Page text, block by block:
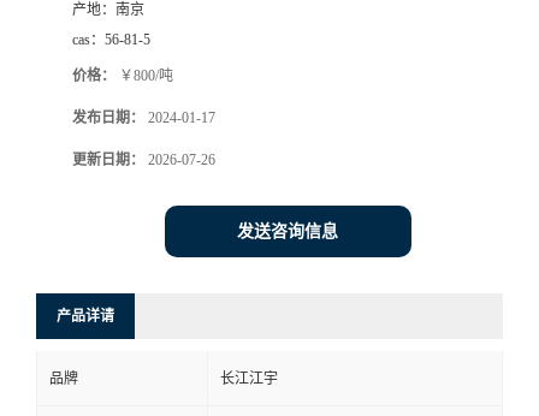
产地： 南京
cas： 56-81-5
价格： ￥800/吨
发布日期： 2024-01-17
更新日期： 2026-07-26
发送咨询信息
产品详请
品牌 长江江宇